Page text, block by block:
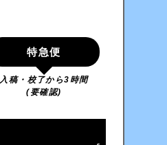
入稿・校了から3時間
(要確認)
特急便